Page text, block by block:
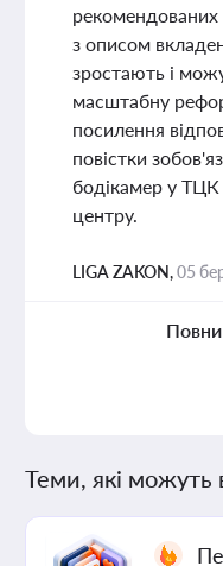
з описом
зростають і
масштабну
посилення
повістки
бодікамер у ТЦК
центру.
LIGA ZAKON,05
Теми, які можуть